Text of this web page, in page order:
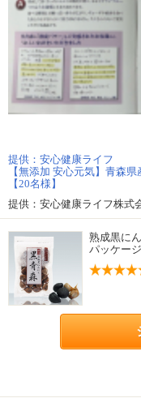
提供：安心健康ライフ
【無添加 安心元気】青森
【20名様】
提供：安心健康ライフ株式
熟成黒に
パッケー